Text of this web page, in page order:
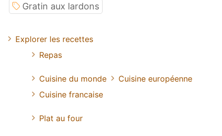
Gratin aux lardons
Explorer les recettes
Repas
Cuisine du monde
Cuisine européenne
Cuisine francaise
Plat au four